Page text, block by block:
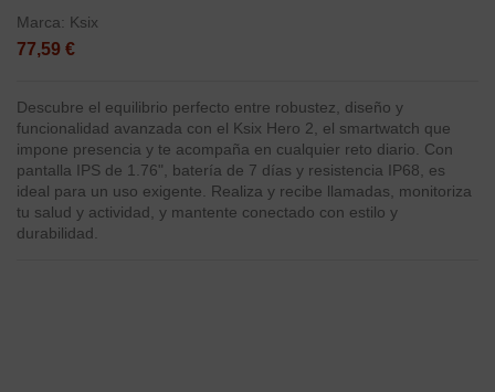
Marca: Ksix
77,59 €
Descubre el equilibrio perfecto entre robustez, diseño y
funcionalidad avanzada con el Ksix Hero 2, el smartwatch que
impone presencia y te acompaña en cualquier reto diario. Con
pantalla IPS de 1.76", batería de 7 días y resistencia IP68, es
ideal para un uso exigente. Realiza y recibe llamadas, monitoriza
tu salud y actividad, y mantente conectado con estilo y
durabilidad.